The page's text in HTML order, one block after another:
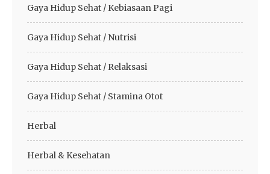
Gaya Hidup Sehat / Kebiasaan Pagi
Gaya Hidup Sehat / Nutrisi
Gaya Hidup Sehat / Relaksasi
Gaya Hidup Sehat / Stamina Otot
Herbal
Herbal & Kesehatan